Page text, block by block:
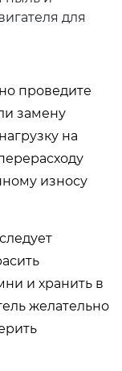
для
проведите
замену
на
износу
и хранить в
желательно